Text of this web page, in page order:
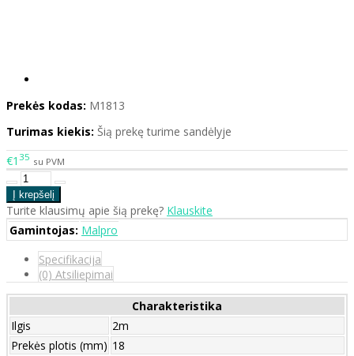
Prekės kodas: M1813
Turimas kiekis: Šią prekę turime sandėlyje
€1 35 su PVM
Turite klausimų apie šią prekę? Klauskite
Gamintojas: Malpro
Specifikacija
(0) Atsiliepimai
Charakteristika
Ilgis
2m
Prekės plotis (mm) 18